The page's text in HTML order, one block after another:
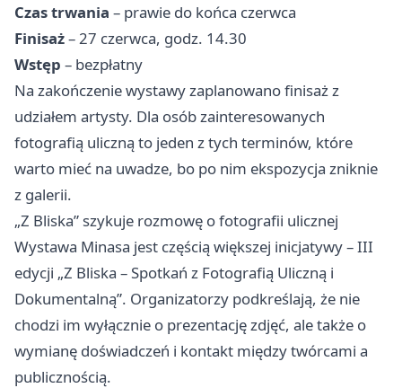
Czas trwania – prawie do końca czerwca
Finisaż– 27 czerwca, godz. 14.30
Wstęp – bezpłatny
Na zakończenie wystawy zaplanowano finisaż z
udziałem artysty. Dla osób zainteresowanych
fotografią uliczną to jeden z tych terminów, które
warto mieć na uwadze, bo po nim ekspozycja zniknie
z galerii.
„Z Bliska” szykuje rozmowę o fotografii ulicznej
Wystawa Minasa jest częścią większej inicjatywy – III
edycji „Z Bliska – Spotkań z Fotografią Uliczną i
Dokumentalną”. Organizatorzy podkreślają, że nie
chodzi im wyłącznie o prezentację zdjęć, ale także o
wymianę doświadczeń i kontakt między twórcami a
publicznością.